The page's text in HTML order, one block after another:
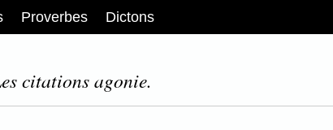
Proverbes Dictons
citations agonie.